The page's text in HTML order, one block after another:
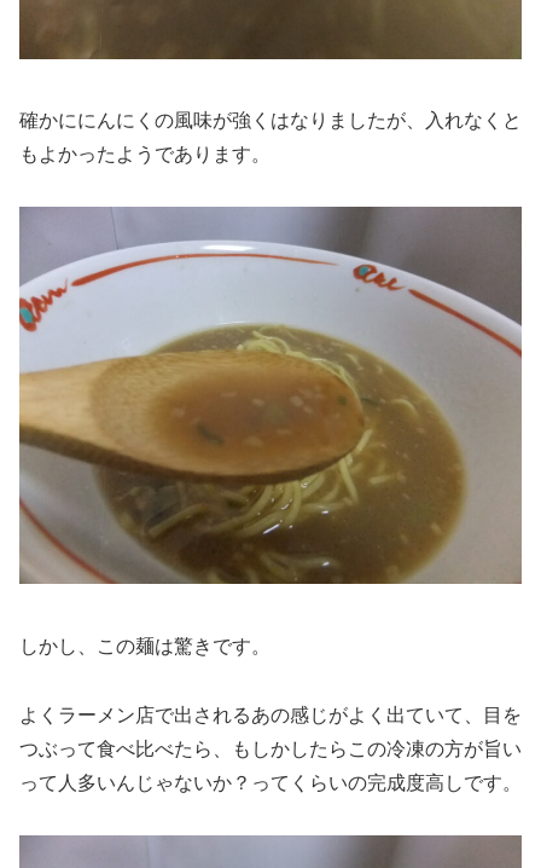
確かににんにくの風味が強くはなりましたが、入れなくと
もよかったようであります。
しかし、この麺は驚きです。
よくラーメン店で出されるあの感じがよく出ていて、目を
つぶって食べ比べたら、もしかしたらこの冷凍の方が旨い
って人多いんじゃないか？ってくらいの完成度高しです。